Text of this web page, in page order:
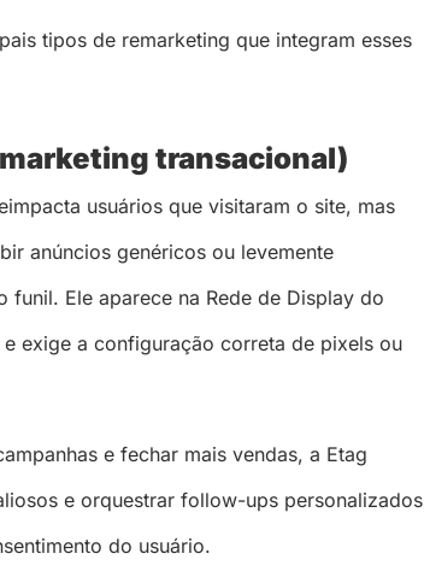
tipos de remarketing que integram esses
transacional)
usuários que visitaram o site, mas
anúncios genéricos ou levemente
Ele aparece na Rede de Display do
exige a configuração correta de pixels ou
e fechar mais vendas, a Etag
e orquestrar follow-ups personalizados
do usuário.